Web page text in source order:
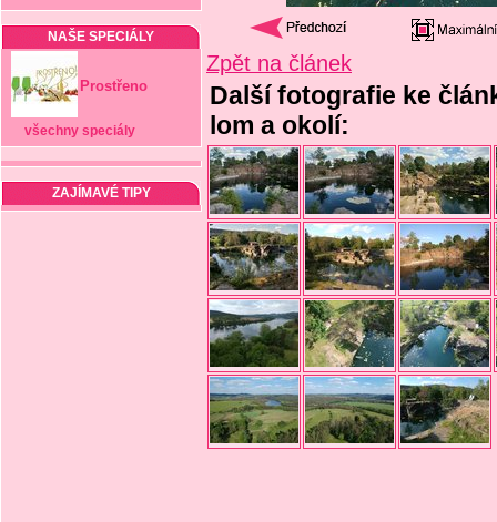
NAŠE SPECIÁLY
Prostřeno
všechny speciály
ZAJÍMAVÉ TIPY
Zpět na článek
Další fotografie ke
lom a okolí: